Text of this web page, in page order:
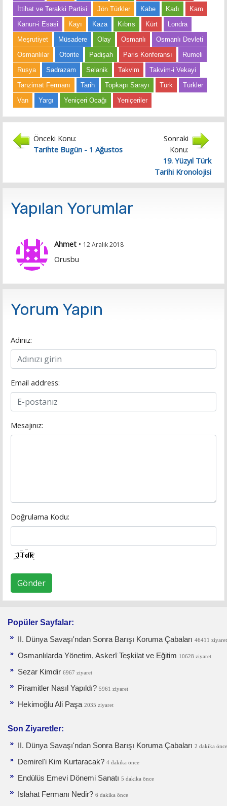
İttihat ve Terakki Partisi
Jön Türkler Kabe Kadı
Kam
Kanun-i Esasi
Kayı Kaza Kıbrıs Kürt
Londra
Meşrutiyet
Müsadere Olay Osmanlı
Osmanlı Devleti
Osmanlılar
Otorite Padişah Paris Konferansı
Rumeli
Rusya
Sadrazam Selanik Takvim
Takvim-i Vekayi
Tanzimat Fermanı
Tarih Topkapı Sarayı Türk
Türkler
Van
Yargı Yeniçeri Ocağı Yeniçeriler
Önceki Konu:
Tarihte Bugün - 1 Ağustos
Sonraki
Konu:
19. Yüzyıl Türk
Tarihi Kronolojisi
Yapılan Yorumlar
Ahmet • 12 Aralık 2018
Orusbu
Yorum Yapın
Adınız:
Email address:
Mesajınız:
Doğrulama Kodu:
Gönder
Popüler Sayfalar:
II. Dünya Savaşı'ndan Sonra Barışı Koruma Ça­baları 46411 ziyaret
Osmanlılarda Yönetim, Askerî Teşkilat ve Eğitim 10628 ziyaret
Sezar Kimdir 6967 ziyaret
Piramitler Nasıl Yapıldı? 5961 ziyaret
Hekimoğlu Ali Paşa 2035 ziyaret
Son Ziyaretler:
II. Dünya Savaşı'ndan Sonra Barışı Koruma Ça­baları 2 dakika önce
Demirel'i Kim Kurtaracak? 4 dakika önce
Endülüs Emevi Dönemi Sanatı 5 dakika önce
Islahat Fermanı Nedir? 6 dakika önce